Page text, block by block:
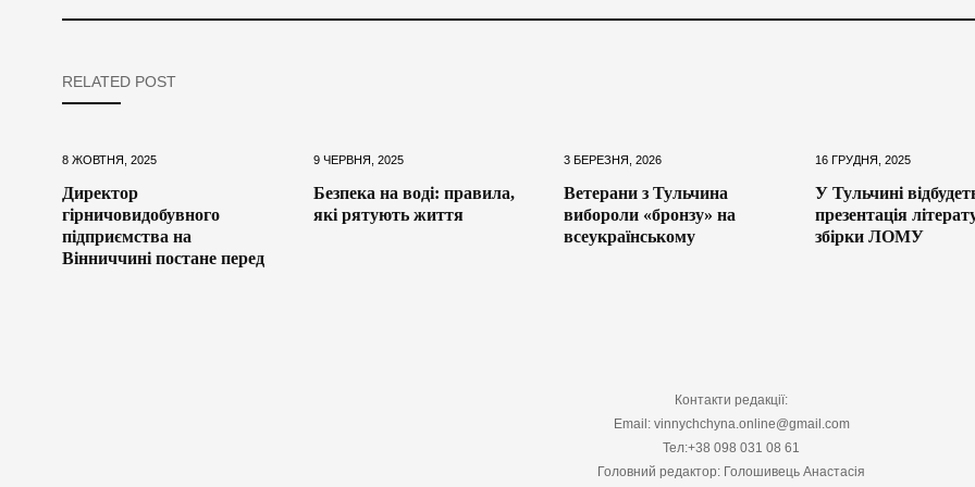
RELATED POST
8 ЖОВТНЯ, 2025
Директор
гірничовидобувного
підприємства на
Вінниччині постане перед
9 ЧЕРВНЯ, 2025
Безпека на воді: правила,
які рятують життя
3 БЕРЕЗНЯ, 2026
Ветерани з Тульчина
вибороли «бронзу» на
всеукраїнському
16 ГРУДНЯ, 2025
У Тульчині
презентація
збірки ЛОМУ
Контакти редакції:
Email: vinnychchyna.online@gmail.com
Тел:+38 098 031 08 61
Головний редактор: Голошивець Анастасія